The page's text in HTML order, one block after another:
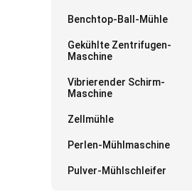
Benchtop-Ball-Mühle
Gekühlte Zentrifugen-
Maschine
Vibrierender Schirm-
Maschine
Zellmühle
Perlen-Mühlmaschine
Pulver-Mühlschleifer